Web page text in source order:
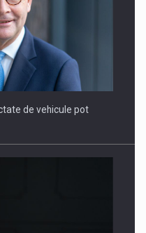
TECHNOLOGY FOR
de vehicule pot